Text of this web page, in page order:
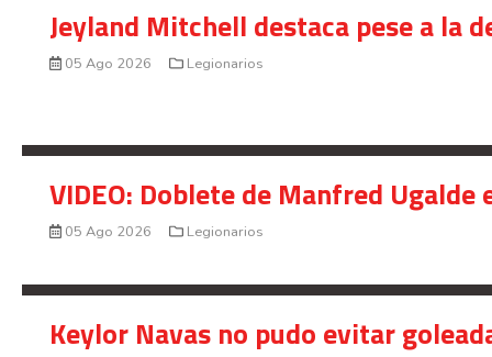
Jeyland Mitchell destaca pese a la
05 Ago 2026 Legionarios
VIDEO: Doblete de Manfred
05 Ago 2026 Legionarios
Keylor Navas no pudo evitar